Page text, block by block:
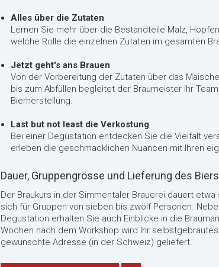
Alles über die Zutaten
Lernen Sie mehr über die Bestandteile Malz,
welche Rolle die einzelnen Zutaten im gesamten
Jetzt geht's ans Brauen
Von der Vorbereitung der Zutaten über das
bis zum Abfüllen begleitet der Braumeister Ihr
Bierherstellung.
Last but not least die Verkostung
Bei einer Degustation entdecken Sie die Vielfalt
erleben die geschmacklichen Nuancen mit Ihren
Dauer, Gruppengrösse und Lieferung des Biers
Der Braukurs in der Simmentaler Brauerei dauert
sich für Gruppen von sieben bis zwölf Personen.
Degustation erhalten Sie auch Einblicke in die
Wochen nach dem Workshop wird Ihr
gewünschte Adresse (in der Schweiz) geliefert.